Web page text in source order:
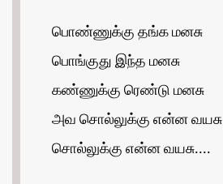
பொண்ணுக்கு தங்க மனசு
பொங்குது இந்த மனசு
கண்ணுக்கு ரெண்டு மனசு
அவ சொல்லுக்கு என்ன வயசு
சொல்லுக்கு என்ன வயசு....